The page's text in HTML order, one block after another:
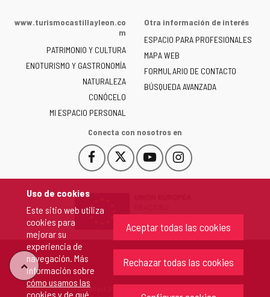
Uso de cookies
Este sitio web utiliza
cookies para
mejorar su
experiencia de
navegación. Más
información sobre
cómo usamos las
cookies y de qué
Aceptar todas las cookies
Rechazar todas las cookies
la
de
Castilla
y
León
-
www.turismocastillayleon.co
m
PATRIMONIO Y CULTURA
ENOTURISMO Y GASTRONOMÍA
NATURALEZA
CONÓCELO
MI ESPACIO PERSONAL
Otra información de interés
ESPACIO PARA PROFESIONALES
MAPA WEB
FORMULARIO DE CONTACTO
BÚSQUEDA AVANZADA
Conecta con nosotros en
Facebook
Este
enlace
en
nueva.
Este
enlace
una
ventana
nueva.
YouTube
Este
enlace
una
ventana
nueva.
Instagram
Este
enlace
una
ventana
nueva.
"Volver
arriba"
Copyright 2026 - Junta de Castilla y León